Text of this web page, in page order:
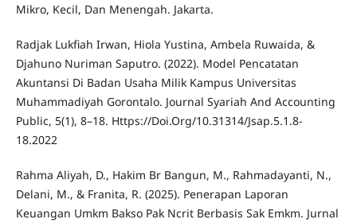
Mikro, Kecil, Dan Menengah. Jakarta.
Radjak Lukfiah Irwan, Hiola Yustina, Ambela Ruwaida, &
Djahuno Nuriman Saputro. (2022). Model Pencatatan
Akuntansi Di Badan Usaha Milik Kampus Universitas
Muhammadiyah Gorontalo. Journal Syariah And Accounting
Public, 5(1), 8–18. Https://Doi.Org/10.31314/Jsap.5.1.8-
18.2022
Rahma Aliyah, D., Hakim Br Bangun, M., Rahmadayanti, N.,
Delani, M., & Franita, R. (2025). Penerapan Laporan
Keuangan Umkm Bakso Pak Ncrit Berbasis Sak Emkm. Jurnal